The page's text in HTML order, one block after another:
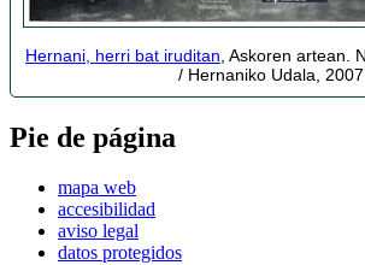
Hernani, herri bat iruditan , Askoren artean.
/ Hernaniko Udala, 2007
Pie de página
mapa web
accesibilidad
aviso legal
datos protegidos